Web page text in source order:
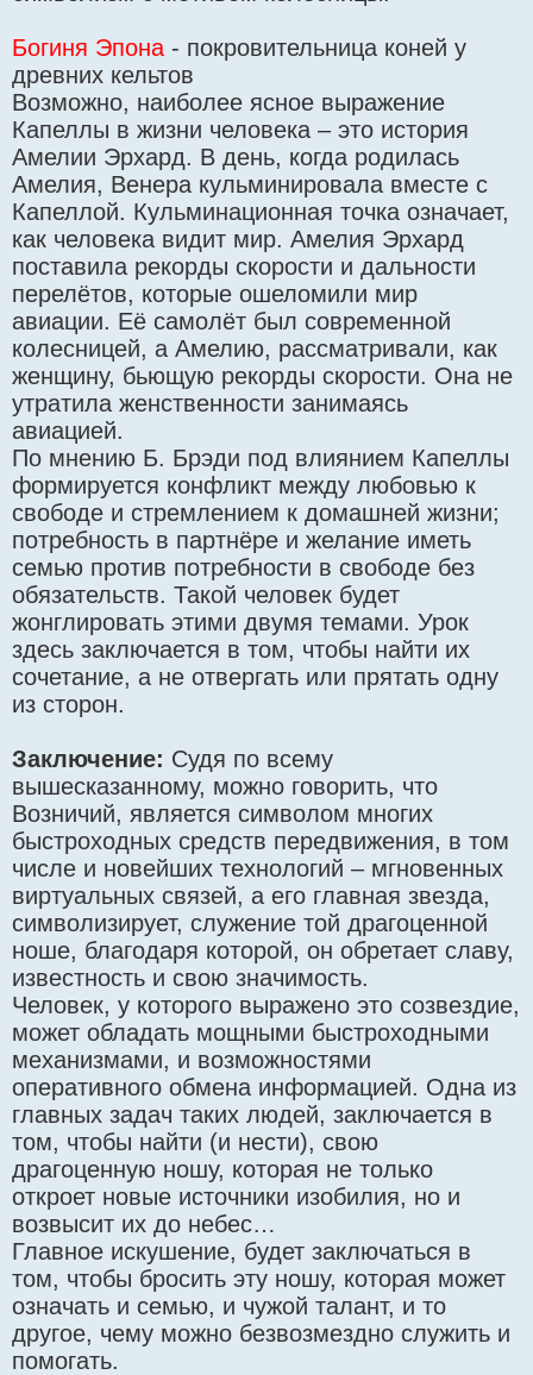
Богиня Эпона - покровительница коней у
древних кельтов
Возможно, наиболее ясное выражение
Капеллы в жизни человека – это история
Амелии Эрхард. В день, когда родилась
Амелия, Венера кульминировала вместе с
Капеллой. Кульминационная точка означает,
как человека видит мир. Амелия Эрхард
поставила рекорды скорости и дальности
перелётов, которые ошеломили мир
авиации. Её самолёт был современной
колесницей, а Амелию, рассматривали, как
женщину, бьющую рекорды скорости. Она не
утратила женственности занимаясь
авиацией.
По мнению Б. Брэди под влиянием Капеллы
формируется конфликт между любовью к
свободе и стремлением к домашней жизни;
потребность в партнёре и желание иметь
семью против потребности в свободе без
обязательств. Такой человек будет
жонглировать этими двумя темами. Урок
здесь заключается в том, чтобы найти их
сочетание, а не отвергать или прятать одну
из сторон.
Заключение: Судя по всему
вышесказанному, можно говорить, что
Возничий, является символом многих
быстроходных средств передвижения, в том
числе и новейших технологий – мгновенных
виртуальных связей, а его главная звезда,
символизирует, служение той драгоценной
ноше, благодаря которой, он обретает славу,
известность и свою значимость.
Человек, у которого выражено это созвездие,
может обладать мощными быстроходными
механизмами, и возможностями
оперативного обмена информацией. Одна из
главных задач таких людей, заключается в
том, чтобы найти (и нести), свою
драгоценную ношу, которая не только
откроет новые источники изобилия, но и
возвысит их до небес…
Главное искушение, будет заключаться в
том, чтобы бросить эту ношу, которая может
означать и семью, и чужой талант, и то
другое, чему можно безвозмездно служить и
помогать.